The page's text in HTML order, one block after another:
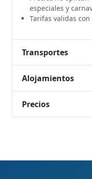
especiales y
Tarifas validas
Transportes
Alojamientos
Precios